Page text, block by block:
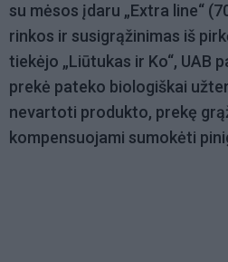
su mėsos įdaru „Extra line“
rinkos ir susigrąžinimas iš
tiekėjo „Liūtukas ir Ko“, UAB
prekė pateko biologiškai
nevartoti produkto, prekę
kompensuojami sumokėti